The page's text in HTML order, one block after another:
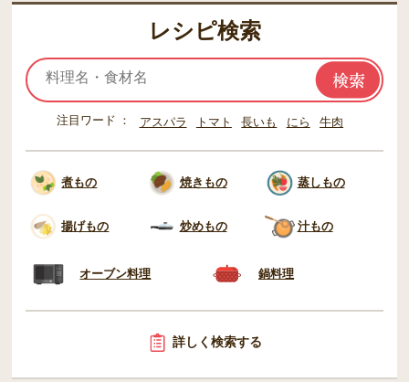
レシピ検索
注目ワード アスパラ トマト 長いも にら 牛肉
煮もの 焼きもの 蒸しもの
揚げもの 炒めもの 汁もの
オーブン料理 鍋料理
詳しく検索する